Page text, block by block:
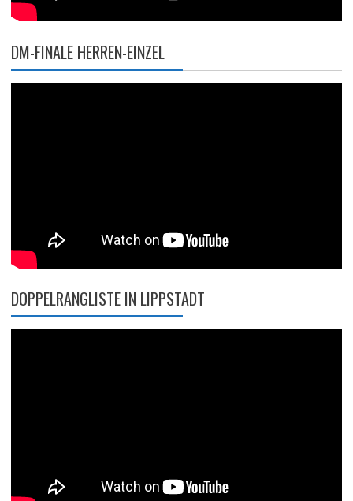
DM-FINALE HERREN-EINZEL
DOPPELRANGLISTE IN LIPPSTADT